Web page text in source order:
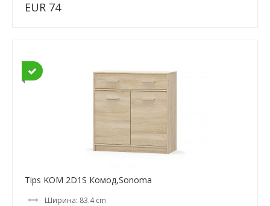
EUR 74
Tips KOM 2D1S Комод,Sonoma
Ширина: 83.4 cm